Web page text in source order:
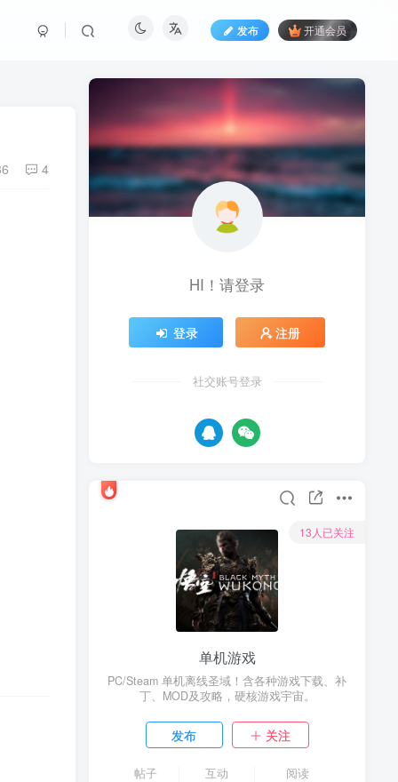
发布 开通会员
4
HI！请登录
登录 注册
社交账号登录
13人已关注
单机游戏
PC/Steam 单机离线圣域！含各种游戏下载、补
丁、MOD及攻略，硬核游戏宇宙。
发布 关注
帖子 互动 阅读